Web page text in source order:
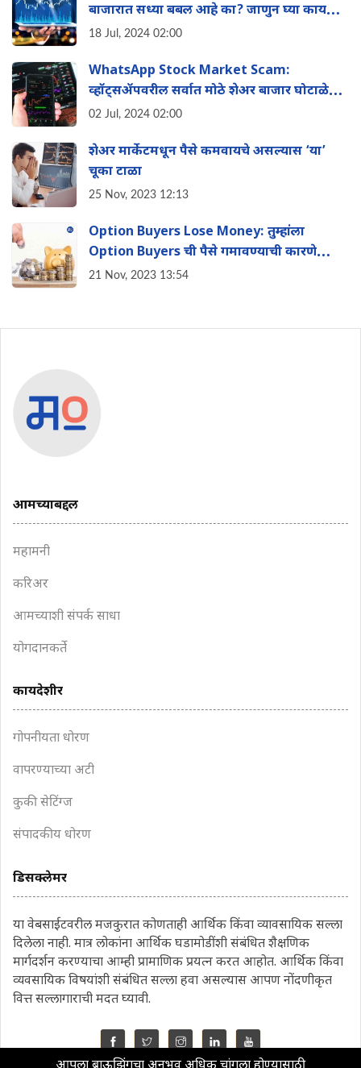
बाजारात सध्या बबल आहे का? जाणुन घ्या काय
आहे तज्ञांचे मत
18 Jul, 2024 02:00
WhatsApp Stock Market Scam:
व्हॉट्सॲपवरील सर्वात मोठे शेअर बाजार घोटाळे
आण‍ि त्यापासून कसे वाचावे
02 Jul, 2024 02:00
शेअर मार्केटमधून पैसे कमवायचे असल्यास ‘या’
चूका टाळा
25 Nov, 2023 12:13
Option Buyers Lose Money: तुम्हांला
Option Buyers ची पैसे गमावण्याची कारणे
माहिती आहेत का? लगेच जाणुन घ्या काय आहेत
21 Nov, 2023 13:54
आमच्याबद्दल
महामनी
करिअर
आमच्याशी संपर्क साधा
योगदानकर्ते
कायदेशीर
गोपनीयता धोरण
वापरण्याच्या अटी
कुकी सेटिंग्ज
संपादकीय धोरण
डिसक्लेमर
या वेबसाईटवरील मजकुरात कोणताही आर्थिक किंवा व्यावसायिक सल्ला
दिलेला नाही. मात्र लोकांना आर्थिक घडामोडींशी संबंधित शैक्षणिक
मार्गदर्शन करण्याचा आम्ही प्रामाणिक प्रयत्न करत आहोत. आर्थिक किंवा
व्यवसायिक विषयांशी संबंधित सल्ला हवा असल्यास आपण नोंदणीकृत
वित्त सल्लागाराची मदत घ्यावी.